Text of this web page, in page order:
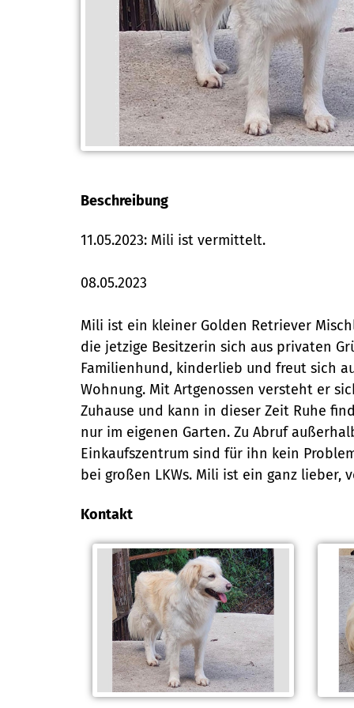
Beschreibung
11.05.2023: Mili ist vermittelt.
08.05.2023
Mili ist ein kleiner Golden Retriever
die jetzige Besitzerin sich aus privaten
Familienhund, kinderlieb und freut sich
Wohnung. Mit Artgenossen versteht er
Zuhause und kann in dieser Zeit Ruhe
nur im eigenen Garten. Zu Abruf
Einkaufszentrum sind für ihn kein
bei großen LKWs. Mili ist ein ganz lieber,
Kontakt